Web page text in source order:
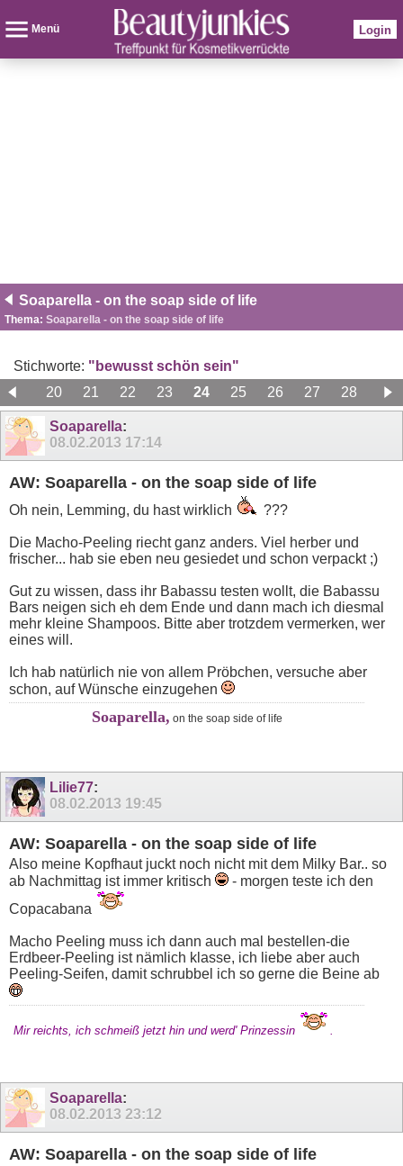
Menü Login
Soaparella - on the soap side of life
Thema: Soaparella - on the soap side of life
Stichworte: "bewusst schön sein"
19
20 21 22 23 24 25 26 27 28
29
39
40
Soaparella:
08.02.2013 17:14
AW: Soaparella - on the soap side of life
Oh nein, Lemming, du hast wirklich ???
Die Macho-Peeling riecht ganz anders. Viel herber und
frischer... hab sie eben neu gesiedet und schon verpackt ;)
Gut zu wissen, dass ihr Babassu testen wollt, die Babassu
Bars neigen sich eh dem Ende und dann mach ich diesmal
mehr kleine Shampoos. Bitte aber trotzdem vermerken, wer
eines will.
Ich hab natürlich nie von allem Pröbchen, versuche aber
schon, auf Wünsche einzugehen
Soaparella, on the soap side of life
Lilie77:
08.02.2013 19:45
AW: Soaparella - on the soap side of life
Also meine Kopfhaut juckt noch nicht mit dem Milky Bar.. so
ab Nachmittag ist immer kritisch
- morgen teste ich den
Copacabana
Macho Peeling muss ich dann auch mal bestellen-die
Erdbeer-Peeling ist nämlich klasse, ich liebe aber auch
Peeling-Seifen, damit schrubbel ich so gerne die Beine ab
Mir reichts, ich schmeiß jetzt hin und werd' Prinzessin .
Soaparella:
08.02.2013 23:12
AW: Soaparella - on the soap side of life